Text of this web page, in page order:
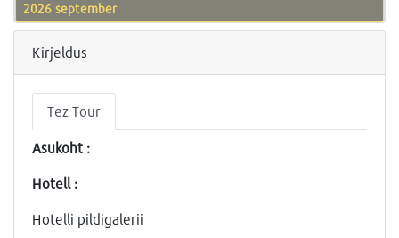
2026 september
Kirjeldus
Tez Tour
Asukoht :
Hotell :
Hotelli pildigalerii